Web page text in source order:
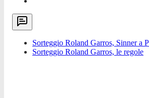
Sorteggio Roland Garros, Sinner a
Sorteggio Roland Garros, le regole